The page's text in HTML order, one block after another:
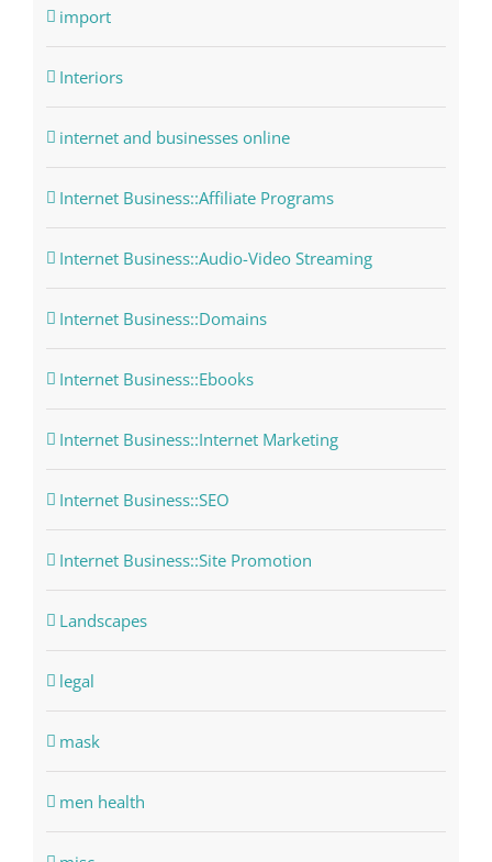
import
Interiors
internet and businesses online
Internet Business::Affiliate Programs
Internet Business::Audio-Video Streaming
Internet Business::Domains
Internet Business::Ebooks
Internet Business::Internet Marketing
Internet Business::SEO
Internet Business::Site Promotion
Landscapes
legal
mask
men health